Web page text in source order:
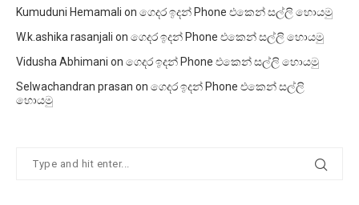
Kumuduni Hemamali on ගෙදර ඉදන් Phone එකෙන් සල්ලි හොයමු
W.k.ashika rasanjali on ගෙදර ඉදන් Phone එකෙන් සල්ලි හොයමු
Vidusha Abhimani on ගෙදර ඉදන් Phone එකෙන් සල්ලි හොයමු
Selwachandran prasan on ගෙදර ඉදන් Phone එකෙන් සල්ලි
හොයමු